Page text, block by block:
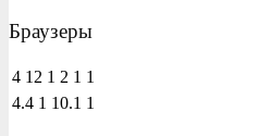
Браузеры
4 12 1 2 1 1
4.4 1 10.1 1